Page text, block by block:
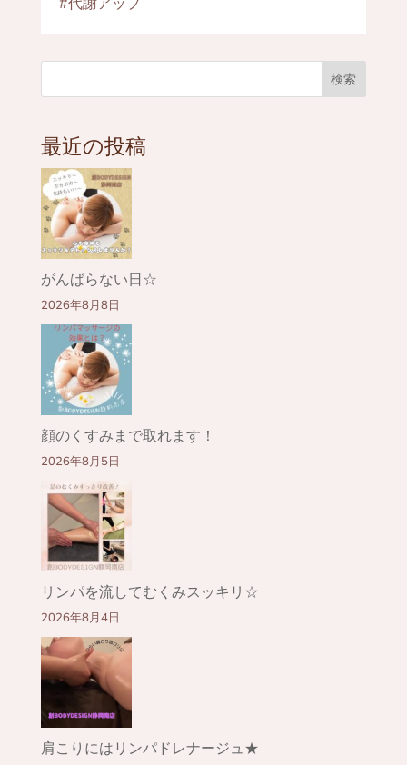
検索
最近の投稿
がんばらない日☆
2026年8月8日
顔のくすみまで取れます！
2026年8月5日
リンパを流してむくみスッキリ☆
2026年8月4日
肩こりにはリンパドレナージュ★